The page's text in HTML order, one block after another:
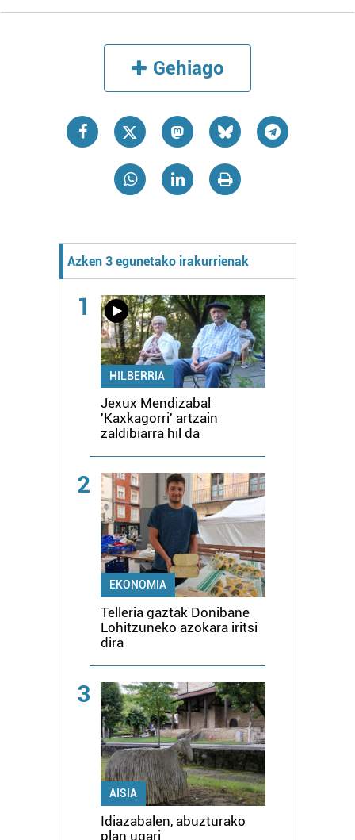
Gehiago
Azken 3 egunetako irakurrienak
1
HILBERRIA
Jexux Mendizabal
'Kaxkagorri' artzain
zaldibiarra hil da
2
EKONOMIA
Telleria gaztak Donibane
Lohitzuneko azokara iritsi
dira
3
AISIA
Idiazabalen, abuzturako
plan ugari